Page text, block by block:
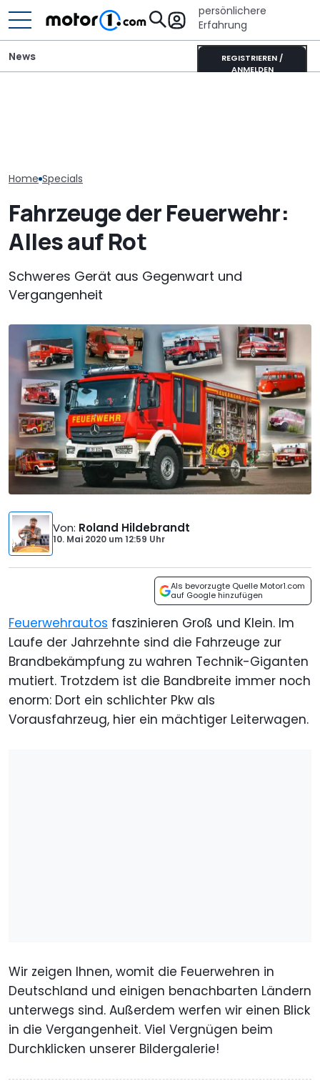
persönlichere
Erfahrung
REGISTRIEREN /
ANMELDEN
News
Home Specials
Fahrzeuge der Feuerwehr:
Alles auf Rot
Schweres Gerät aus Gegenwart und
Vergangenheit
Von: Roland Hildebrandt
10. Mai 2020 um12:59 Uhr
Als bevorzugte Quelle Motor1.com
auf Google hinzufügen
Feuerwehrautos faszinieren Groß und Klein. Im
Laufe der Jahrzehnte sind die Fahrzeuge zur
Brandbekämpfung zu wahren Technik-Giganten
mutiert. Trotzdem ist die Bandbreite immer noch
enorm: Dort ein schlichter Pkw als
Vorausfahrzeug, hier ein mächtiger Leiterwagen.
Wir zeigen Ihnen, womit die Feuerwehren in
Deutschland und einigen benachbarten Ländern
unterwegs sind. Außerdem werfen wir einen Blick
in die Vergangenheit. Viel Vergnügen beim
Durchklicken unserer Bildergalerie!